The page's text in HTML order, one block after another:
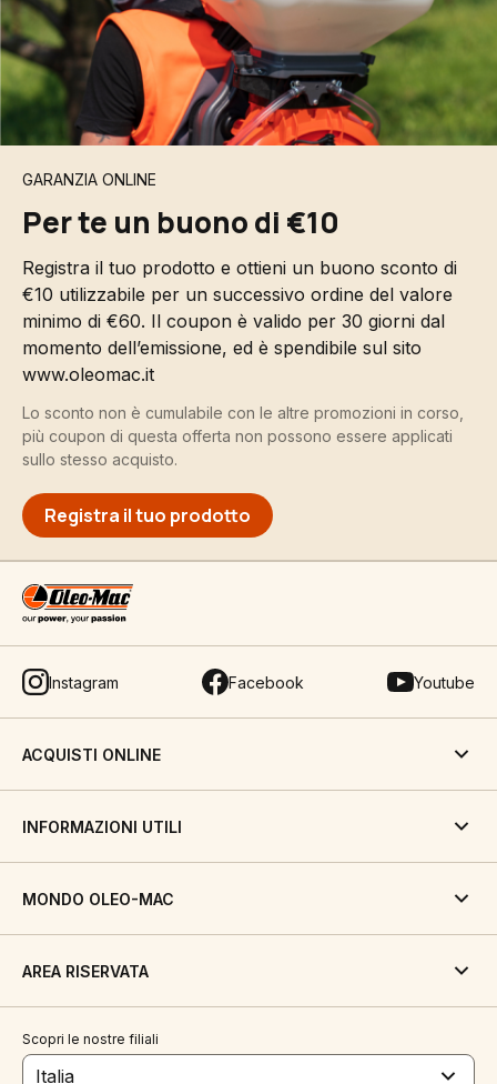
GARANZIA ONLINE
Per te un buono di €10
Registra il tuo prodotto e ottieni un buono sconto di
€10 utilizzabile per un successivo ordine del valore
minimo di €60. Il coupon è valido per 30 giorni dal
momento dell’emissione, ed è spendibile sul sito
www.oleomac.it
Lo sconto non è cumulabile con le altre promozioni in corso,
più coupon di questa offerta non possono essere applicati
sullo stesso acquisto.
Registra il tuo prodotto
Instagram Facebook Youtube
ACQUISTI ONLINE
INFORMAZIONI UTILI
MONDO OLEO-MAC
AREA RISERVATA
Scopri le nostre filiali
Italia